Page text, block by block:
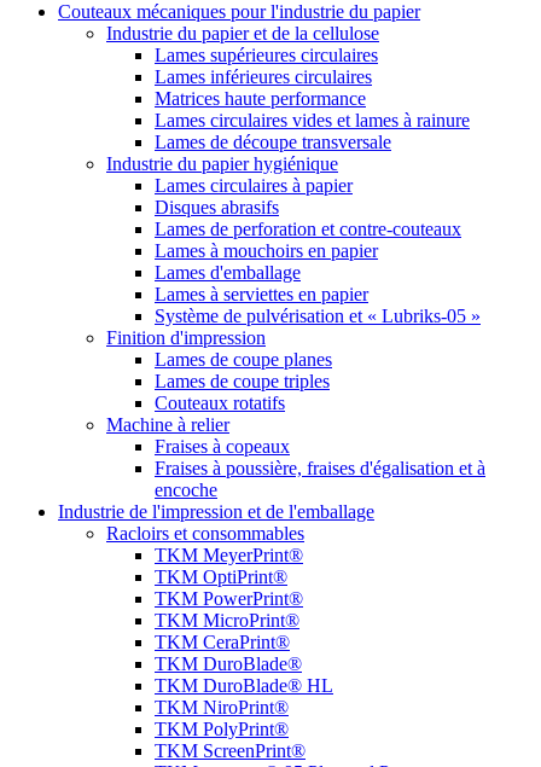
Couteaux mécaniques pour l'industrie du papier
Industrie du papier et de la cellulose
Lames supérieures circulaires
Lames inférieures circulaires
Matrices haute performance
Lames circulaires vides et lames à rainure
Lames de découpe transversale
Industrie du papier hygiénique
Lames circulaires à papier
Disques abrasifs
Lames de perforation et contre-couteaux
Lames à mouchoirs en papier
Lames d'emballage
Lames à serviettes en papier
Système de pulvérisation et « Lubriks-05 »
Finition d'impression
Lames de coupe planes
Lames de coupe triples
Couteaux rotatifs
Machine à relier
Fraises à copeaux
Fraises à poussière, fraises d'égalisation et à
encoche
Industrie de l'impression et de l'emballage
Racloirs et consommables
TKM MeyerPrint®
TKM OptiPrint®
TKM PowerPrint®
TKM MicroPrint®
TKM CeraPrint®
TKM DuroBlade®
TKM DuroBlade® HL
TKM NiroPrint®
TKM PolyPrint®
TKM ScreenPrint®